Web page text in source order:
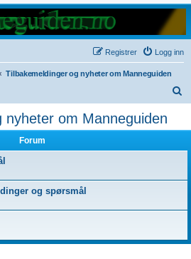
Logg inn
Registrer
Tilbakemeldinger og nyheter om Manneguiden
nyheter om Manneguiden
Forum
og spørsmål